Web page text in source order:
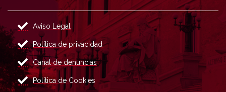
Aviso Legal
Política de privacidad
Canal de denuncias
Política de Cookies